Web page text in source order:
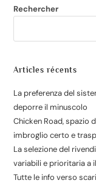
Rechercher
Articles récents
La preferenza del
deporre il minuscolo
Chicken Road, spazio
imbroglio certo e
La selezione del
variabili e prioritaria a
Tutte le info verso